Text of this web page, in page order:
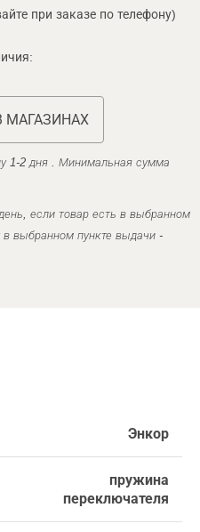
при заказе по телефону)
МАГАЗИНАХ
1-2 дня . Минимальная сумма
если товар есть в выбранном
в выбранном пункте выдачи -
Энкор
пружина
переключателя